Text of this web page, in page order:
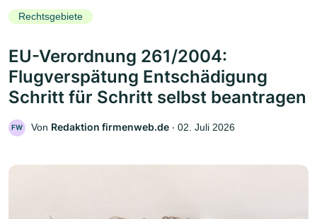
Rechtsgebiete
EU-Verordnung 261/2004:
Flugverspätung Entschädigung
Schritt für Schritt selbst beantragen
FW Von Redaktion firmenweb.de ‧ 02. Juli 2026